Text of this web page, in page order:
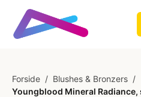
Forside / Blushes & Bronzers /
Youngblood Mineral Radiance,